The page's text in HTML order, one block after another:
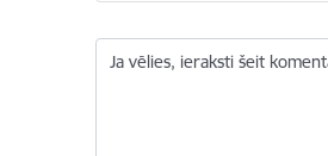
Ja vēlies, ieraksti šeit